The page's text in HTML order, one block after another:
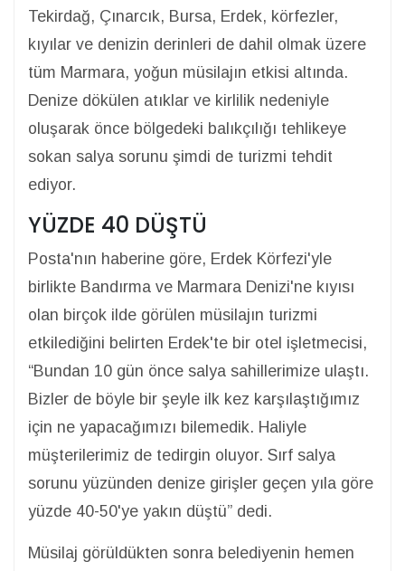
Tekirdağ, Çınarcık, Bursa, Erdek, körfezler,
kıyılar ve denizin derinleri de dahil olmak üzere
tüm Marmara, yoğun müsilajın etkisi altında.
Denize dökülen atıklar ve kirlilik nedeniyle
oluşarak önce bölgedeki balıkçılığı tehlikeye
sokan salya sorunu şimdi de turizmi tehdit
ediyor.
YÜZDE 40 DÜŞTÜ
Posta'nın haberine göre, Erdek Körfezi'yle
birlikte Bandırma ve Marmara Denizi'ne kıyısı
olan birçok ilde görülen müsilajın turizmi
etkilediğini belirten Erdek'te bir otel işletmecisi,
“Bundan 10 gün önce salya sahillerimize ulaştı.
Bizler de böyle bir şeyle ilk kez karşılaştığımız
için ne yapacağımızı bilemedik. Haliyle
müşterilerimiz de tedirgin oluyor. Sırf salya
sorunu yüzünden denize girişler geçen yıla göre
yüzde 40-50'ye yakın düştü” dedi.
Müsilaj görüldükten sonra belediyenin hemen